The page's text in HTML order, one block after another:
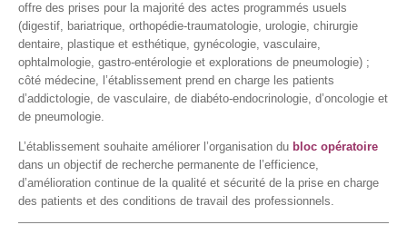
offre des prises pour la majorité des actes programmés usuels
(digestif, bariatrique, orthopédie-traumatologie, urologie, chirurgie
dentaire, plastique et esthétique, gynécologie, vasculaire,
ophtalmologie, gastro-entérologie et explorations de pneumologie) ;
côté médecine, l’établissement prend en charge les patients
d’addictologie, de vasculaire, de diabéto-endocrinologie, d’oncologie et
de pneumologie.
L’établissement souhaite améliorer l’organisation du bloc opératoire
dans un objectif de recherche permanente de l’efficience,
d’amélioration continue de la qualité et sécurité de la prise en charge
des patients et des conditions de travail des professionnels.